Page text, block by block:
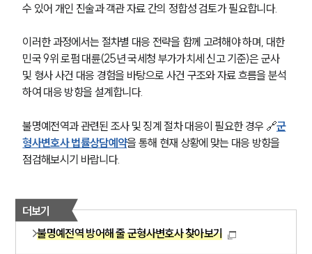
수 있어 개인 진술과 객관 자료 간의 정합성 검토가 필요합니다.
이러한 과정에서는 절차별 대응 전략을 함께 고려해야 하며, 대한
민국 9위 로펌 대륜(25년 국세청 부가가치세 신고 기준)은 군사
및 형사 사건 대응 경험을 바탕으로 사건 구조와 자료 흐름을 분석
하여 대응 방향을 설계합니다.
불명예전역과 관련된 조사 및 징계 절차 대응이 필요한 경우 🔗군
형사변호사 법률상담예약을 통해 현재 상황에 맞는 대응 방향을
점검해보시기 바랍니다.
더보기
불명예전역 방어해 줄 군형사변호사 찾아보기